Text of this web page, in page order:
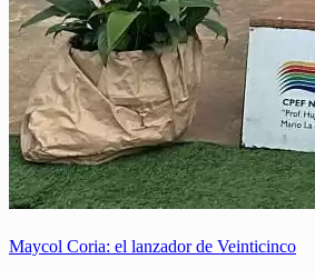
Maycol Coria: el lanzador de Veinticinco